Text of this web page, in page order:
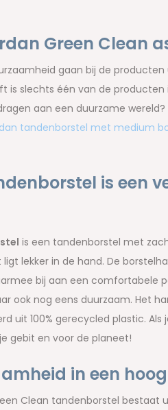
Green Clean
gaan bij de producten
is slechts één van de producten
aan een duurzame wereld?
tandenborstel met medium
is een
is een tandenborstel met
lekker in de hand. De
bij aan een comfortabele
ook nog eens duurzaam. Het
uit 100% gerecycled plastic.
gebit en voor de planeet!
in een
Clean tandenborstel bestaat